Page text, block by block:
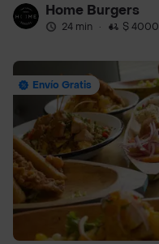
Home Burgers
24 min · $ 4000
Envío Gratis